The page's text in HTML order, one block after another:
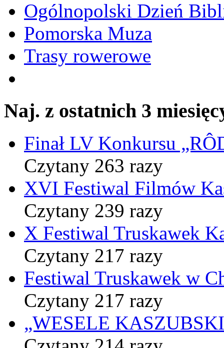
Ogólnopolski Dzień
Pomorska Muza
Trasy rowerowe
Naj. z ostatnich 3
Finał LV Konkursu
Czytany 263 razy
XVI Festiwal Filmów
Czytany 239 razy
X Festiwal Truskawek
Czytany 217 razy
Festiwal Truskawek w
Czytany 217 razy
„WESELE